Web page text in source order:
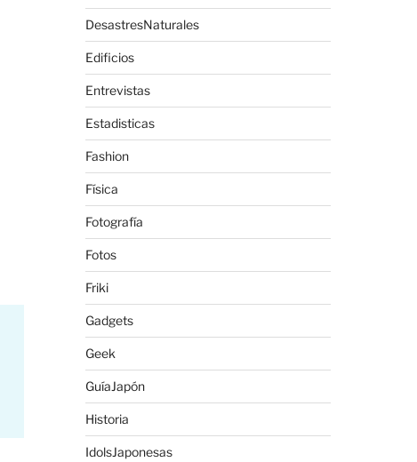
DesastresNaturales
Edificios
Entrevistas
Estadisticas
Fashion
Física
Fotografía
Fotos
Friki
Gadgets
Geek
GuíaJapón
Historia
IdolsJaponesas